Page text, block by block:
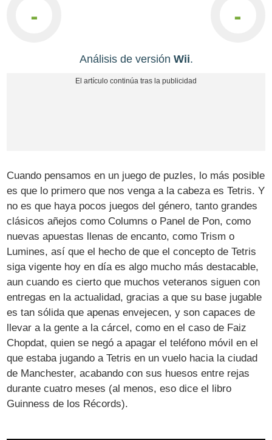
- -
Análisis de versión Wii.
Cuando pensamos en un juego de puzles, lo más posible
es que lo primero que nos venga a la cabeza es Tetris. Y
no es que haya pocos juegos del género, tanto grandes
clásicos añejos como Columns o Panel de Pon, como
nuevas apuestas llenas de encanto, como Trism o
Lumines, así que el hecho de que el concepto de Tetris
siga vigente hoy en día es algo mucho más destacable,
aun cuando es cierto que muchos veteranos siguen con
entregas en la actualidad, gracias a que su base jugable
es tan sólida que apenas envejecen, y son capaces de
llevar a la gente a la cárcel, como en el caso de Faiz
Chopdat, quien se negó a apagar el teléfono móvil en el
que estaba jugando a Tetris en un vuelo hacia la ciudad
de Manchester, acabando con sus huesos entre rejas
durante cuatro meses (al menos, eso dice el libro
Guinness de los Récords).